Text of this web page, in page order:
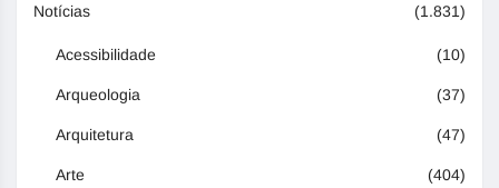
Notícias (1.831)
Acessibilidade (10)
Arqueologia (37)
Arquitetura (47)
Arte (404)